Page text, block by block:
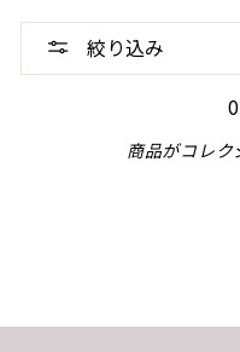
絞り込み
商品がコレ